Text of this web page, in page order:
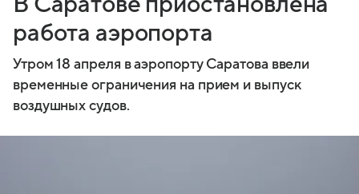
работа аэропорта
Утром 18 апреля в аэропорту Саратова ввели
временные ограничения на прием и выпуск
воздушных судов.